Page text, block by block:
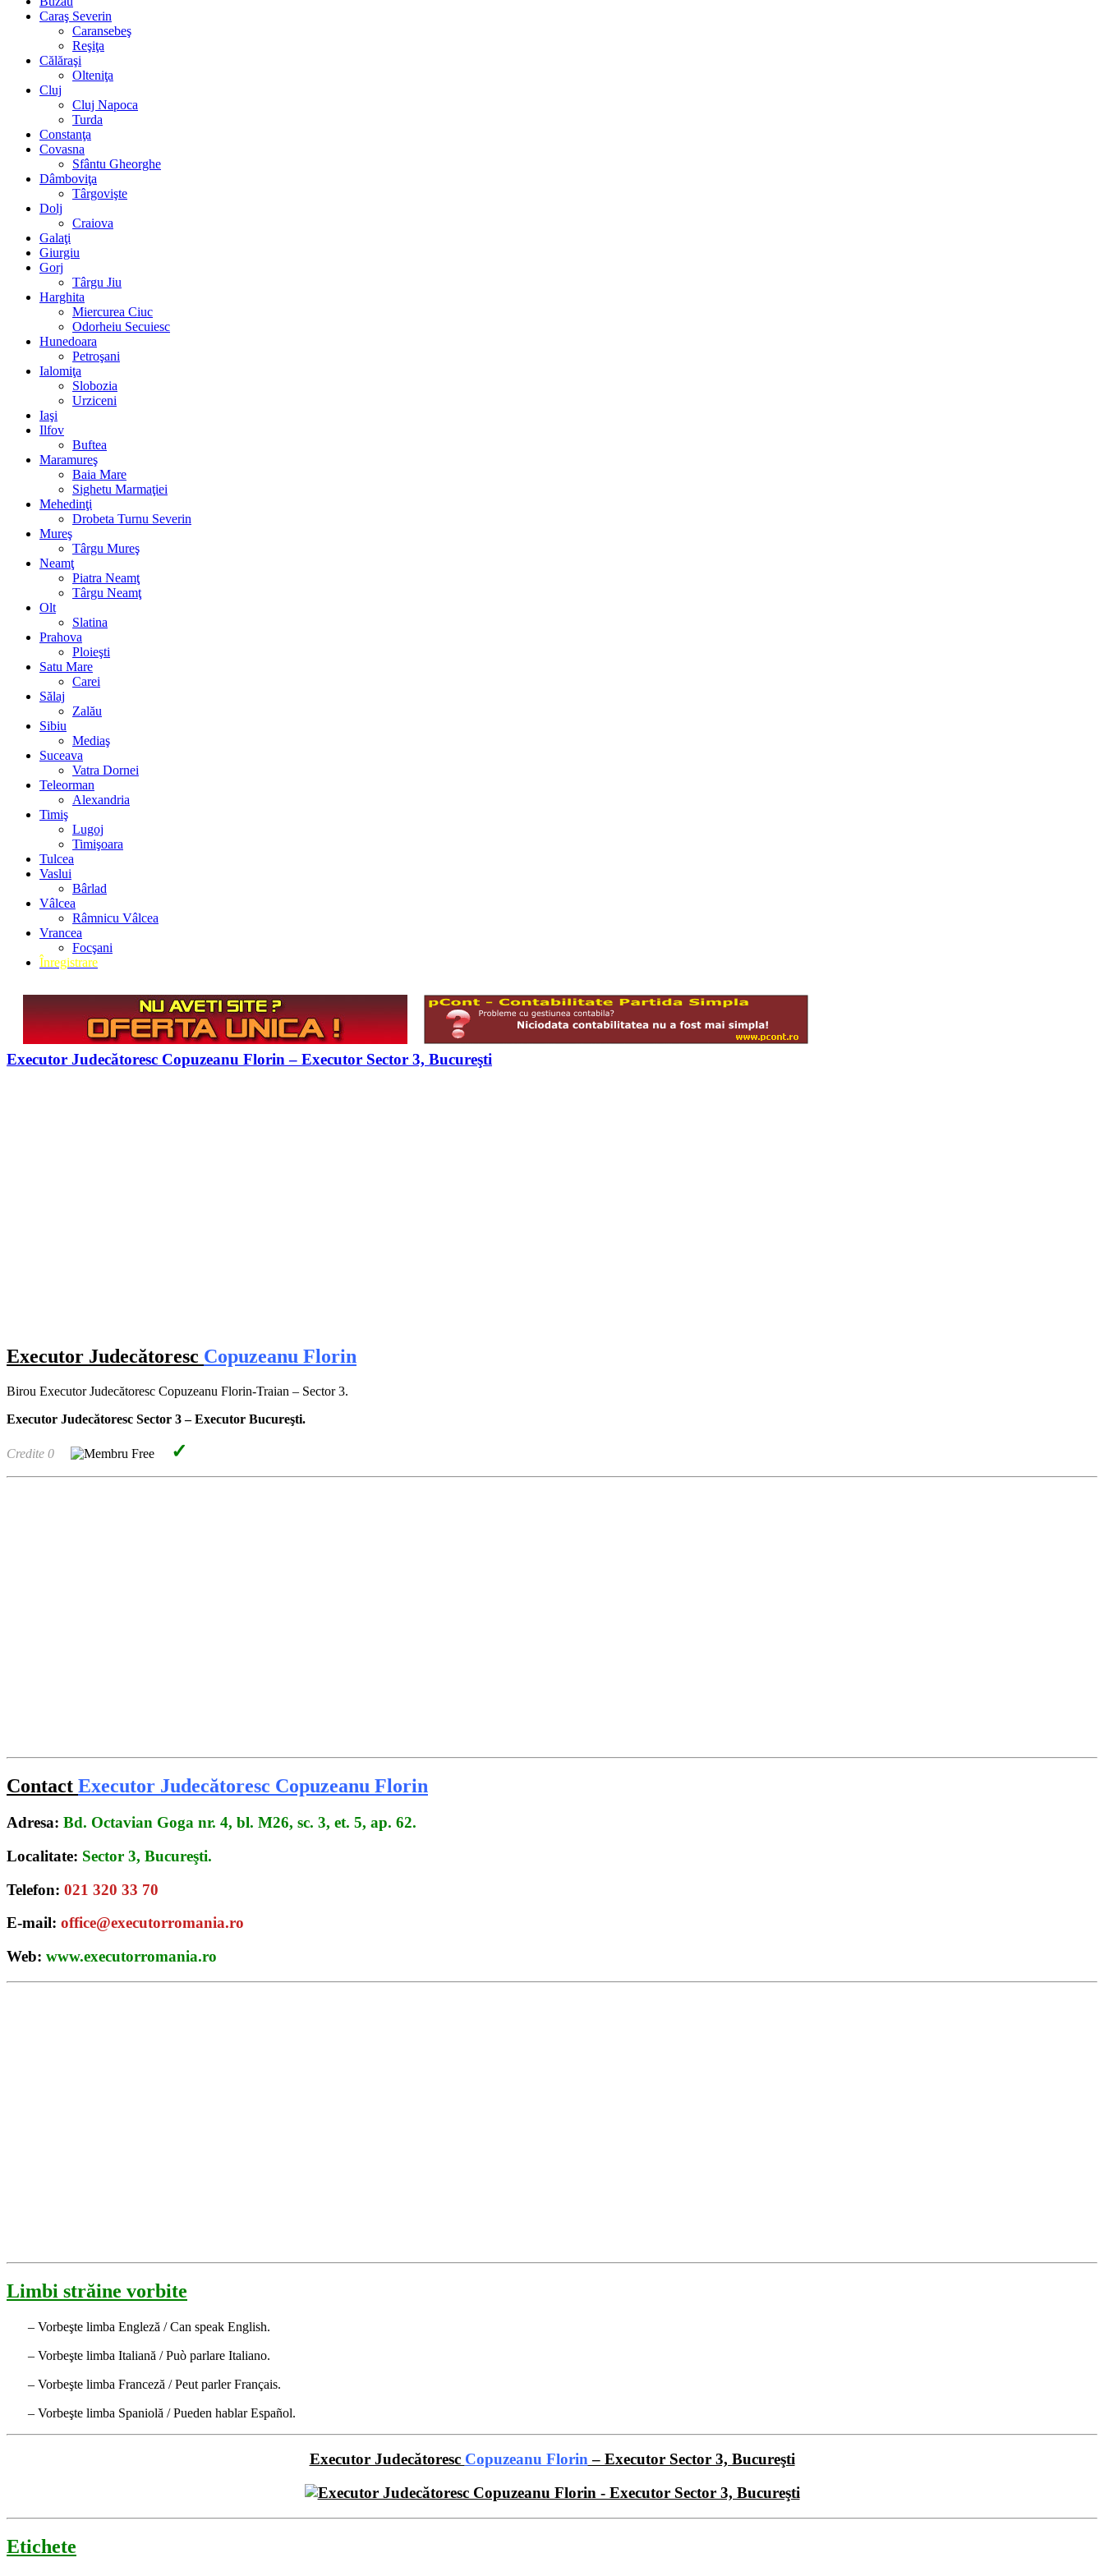
Caraş Severin
Caransebeş
Reşiţa
Călăraşi
Olteniţa
Cluj
Cluj Napoca
Turda
Constanţa
Covasna
Sfântu Gheorghe
Dâmboviţa
Târgovişte
Dolj
Craiova
Galaţi
Giurgiu
Gorj
Târgu Jiu
Harghita
Miercurea Ciuc
Odorheiu Secuiesc
Hunedoara
Petroşani
Ialomiţa
Slobozia
Urziceni
Iaşi
Ilfov
Buftea
Maramureş
Baia Mare
Sighetu Marmaţiei
Mehedinţi
Drobeta Turnu Severin
Mureş
Târgu Mureş
Neamţ
Piatra Neamţ
Târgu Neamţ
Olt
Slatina
Prahova
Ploieşti
Satu Mare
Carei
Sălaj
Zalău
Sibiu
Mediaş
Suceava
Vatra Dornei
Teleorman
Alexandria
Timiş
Lugoj
Timişoara
Tulcea
Vaslui
Bârlad
Vâlcea
Râmnicu Vâlcea
Vrancea
Focşani
Înregistrare
Executor Judecătoresc Copuzeanu Florin – Executor Sector 3, Bucureşti
Executor Judecătoresc Copuzeanu Florin
Birou Executor Judecătoresc Copuzeanu Florin-Traian – Sector 3.
Executor Judecătoresc Sector 3 – Executor Bucureşti.
Credite 0 ✓
Contact Executor Judecătoresc Copuzeanu Florin
Adresa: Bd. Octavian Goga nr. 4, bl. M26, sc. 3, et. 5, ap. 62.
Localitate: Sector 3, Bucureşti.
Telefon: 021 320 33 70
E-mail: office@executorromania.ro
Web: www.executorromania.ro
Limbi străine vorbite
– Vorbeşte limba Engleză / Can speak English.
– Vorbeşte limba Italiană / Può parlare Italiano.
– Vorbeşte limba Franceză / Peut parler Français.
– Vorbeşte limba Spaniolă / Pueden hablar Español.
Executor Judecătoresc Copuzeanu Florin– Executor Sector 3, Bucureşti
Etichete